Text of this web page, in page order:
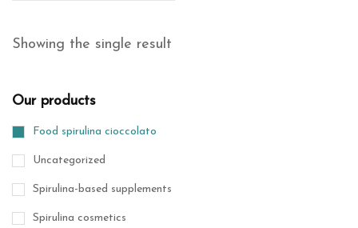
Showing the single result
Our products
Food spirulina cioccolato
Uncategorized
Spirulina-based supplements
Spirulina cosmetics